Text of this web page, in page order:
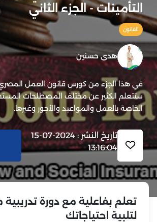
تعلم بفاعلية مع دورة
لتلبية احتياجاتك
التأمينات - الجزء الثاني
القانون
هدى حسنين
في هذا الجزء من كورس قانون العمل المصري
ستتعلم الكثير عن مختلف المصطلحات
الخاصة بالعمل والمواعيد والأجور وغيرها.
تاريخ النشر : 2024-07-15
13:16:04